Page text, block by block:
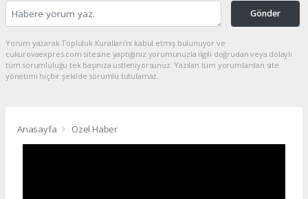
Gönder
Yorum yazarak Topluluk Kuralları’nı kabul etmiş bulunuyor ve
cukurovaexpres.com sitesine yaptığınız yorumunuzla ilgili doğrudan veya dolaylı
tüm sorumluluğu tek başınıza üstleniyorsunuz. Yazılan tüm yorumlardan site
yönetimi hiçbir şekilde sorumlu tutulamaz.
Anasayfa Özel Haber